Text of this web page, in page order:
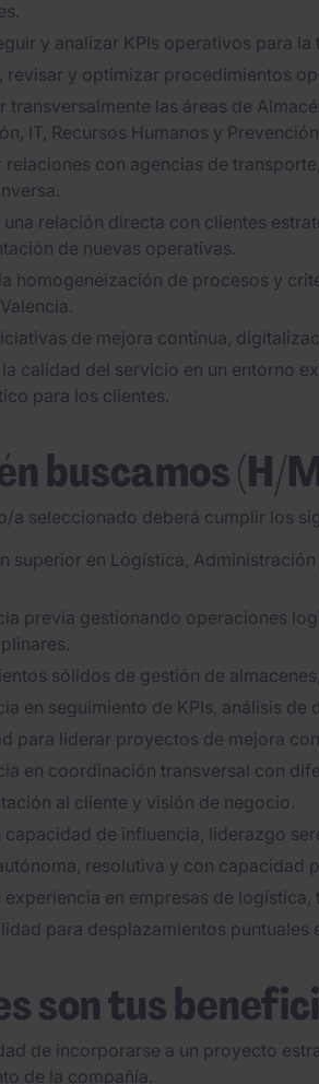
y analizar KPIs operativos para
revisar y optimizar procedimientos
transversalmente las áreas de
IT, Recursos Humanos y
relaciones con agencias de
una relación directa con clientes
de nuevas operativas.
homogeneización de procesos y
de mejora continua,
calidad del servicio en un entorno
para los clientes.
buscamos (H/
a seleccionado deberá cumplir los
superior en Logística,
previa gestionando operaciones
sólidos de gestión de
en seguimiento de KPIs, análisis
para liderar proyectos de mejora
en coordinación transversal con
al cliente y visión de negocio.
capacidad de influencia, liderazgo
resolutiva y con capacidad
experiencia en empresas de
para desplazamientos puntuales
son tus
de incorporarse a un proyecto
de la compañía.